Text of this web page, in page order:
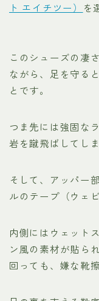
ト エイチツー）
を
このシューズの凄
ながら、足を守る
とです。
つま先には強固な
岩を蹴飛ばしてし
そして、アッパー
ルのテープ（ウェ
内側にはウェット
ン風の素材が貼ら
回っても、嫌な靴